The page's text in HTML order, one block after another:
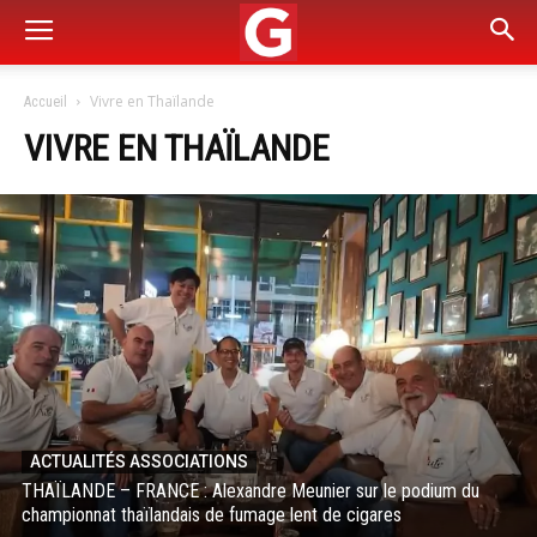
Accueil Vivre en Thaïlande
VIVRE EN THAÏLANDE
ACTUALITÉS ASSOCIATIONS
THAÏLANDE – FRANCE : Alexandre Meunier sur le podium du
championnat thaïlandais de fumage lent de cigares